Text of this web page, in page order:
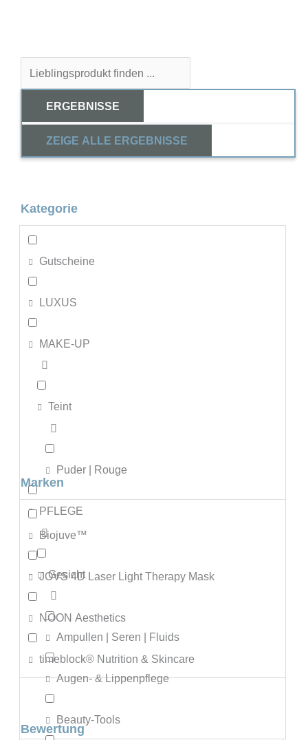
ERGEBNISSE
ZEIGE ALLE ERGEBNISSE
Kategorie
Gutscheine
LUXUS
MAKE-UP
Teint
Puder | Rouge
PFLEGE
Gesicht
Ampullen | Seren | Fluids
Augen- & Lippenpflege
Beauty-Tools
Marken
Biojuve™
JOVS 4D Laser Light Therapy Mask
NOON Aesthetics
timeblock® Nutrition & Skincare
Bewertung